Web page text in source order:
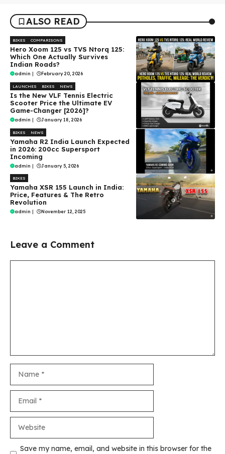
ALSO READ
BIKES COMPARISONS
Hero Xoom 125 vs TVS Ntorq 125:
Which One Actually Survives
Indian Roads?
admin February 20, 2026
LAUNCHES BIKES NEWS
Is the New VLF Tennis Electric
Scooter Price the Ultimate EV
Game-Changer [2026]?
admin | January 18, 2026
BIKES NEWS
Yamaha R2 India Launch Expected
in 2026: 200cc Supersport
Incoming
admin | January 5, 2026
BIKES
Yamaha XSR 155 Launch in India:
Price, Features & The Retro
Revolution
admin November 12, 2025
Leave a Comment
Save my name, email, and website in this browser for the